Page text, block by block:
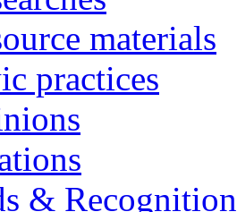
materials
practices
&